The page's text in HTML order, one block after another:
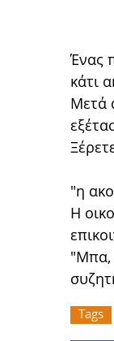
Ένας
κάτι
Μετά
"η
Η
"Μπα,
Tags